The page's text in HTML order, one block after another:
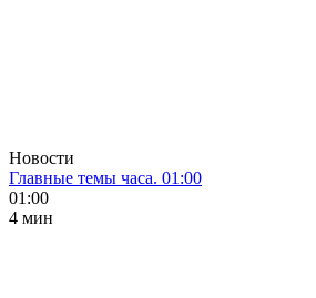
Новости
Главные темы часа. 01:00
01:00
4 мин